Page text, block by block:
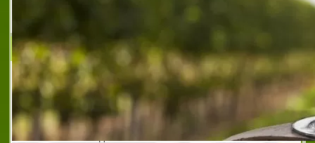
ПИЦАРИЯ АН МАРИ
ПИЦАРИЯ АН МАРИ предлага на своите
гости изискан вкус, удобство и невероятно
приятна обстановка, коректен персонал и
професионално обслужване, с което се
отличава от останалите заведения.Това е
подх